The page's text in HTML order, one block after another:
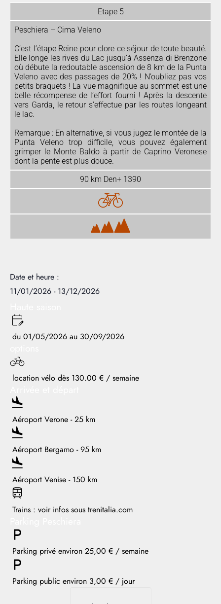
Etape 5
Peschiera – Cima Veleno
C’est l’étape Reine pour clore ce séjour de toute beauté.
Elle longe les rives du Lac jusqu’à Assenza di Brenzone
où débute la redoutable ascension de 8 km de la Punta
Veleno avec des passages de 20% ! N’oubliez pas vos
petits braquets ! La vue magnifique au sommet est une
belle récompense de l’effort fourni ! Après la descente
vers Garda, le retour s’effectue par les routes longeant
le lac.
Remarque : En alternative, si vous jugez le montée de la
Punta Veleno trop difficile, vous pouvez également
grimper le Monte Baldo à partir de Caprino Veronese
dont la pente est plus douce.
90 km Den+ 1390
Date et heure :
11/01/2026 - 13/12/2026
du 01/05/2026 au 30/09/2026
location vélo dès 130.00 € / semaine
Aéroport Verone - 25 km
Aéroport Bergamo - 95 km
Aéroport Venise - 150 km
Trains : voir infos sous trenitalia.com
Parking privé environ 25,00 € / semaine
Parking public environ 3,00 € / jour